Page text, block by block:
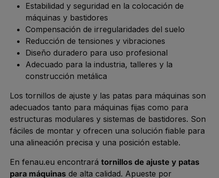
Estabilidad y seguridad en la colocación de
máquinas y bastidores
Compensación de irregularidades del suelo
Reducción de tensiones y vibraciones
Diseño duradero para uso profesional
Adecuado para la industria, talleres y la
construcción metálica
Los tornillos de ajuste y las patas para máquinas son
adecuados tanto para máquinas fijas como para
estructuras modulares y sistemas de bastidores. Son
fáciles de montar y ofrecen una solución fiable para
una alineación precisa y una posición estable.
En fenau.eu encontrará tornillos de ajuste y patas
para máquinas de alta calidad. Apueste por